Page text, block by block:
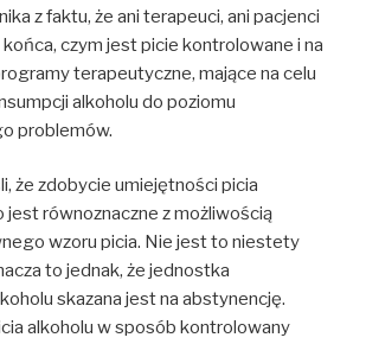
z faktu, że ani terapeuci, ani pacjenci
czym jest picie kontrolowane i na
terapeutyczne, mające na celu
alkoholu do poziomu
problemów.
że zdobycie umiejętności picia
równoznaczne z możliwością
wzoru picia. Nie jest to niestety
to jednak, że jednostka
skazana jest na abstynencję.
alkoholu w sposób kontrolowany